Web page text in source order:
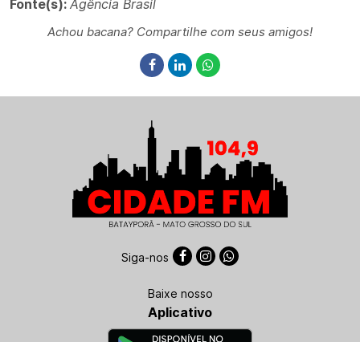
Fonte(s): Agência Brasil
Achou bacana? Compartilhe com seus amigos!
Siga-nos
Baixe nosso
Aplicativo